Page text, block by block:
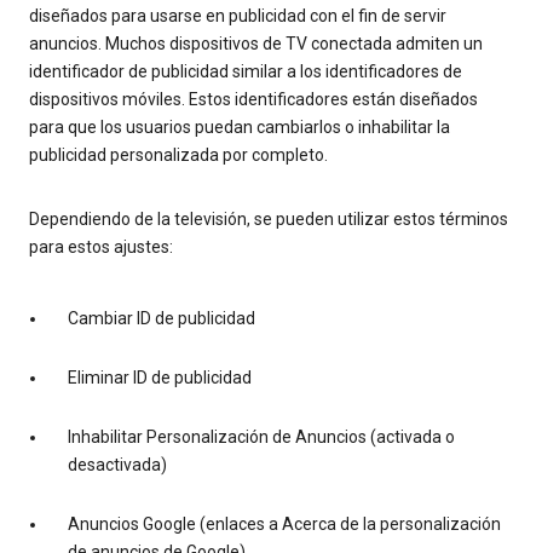
diseñados para usarse en publicidad con el fin de servir
anuncios. Muchos dispositivos de TV conectada admiten un
identificador de publicidad similar a los identificadores de
dispositivos móviles. Estos identificadores están diseñados
para que los usuarios puedan cambiarlos o inhabilitar la
publicidad personalizada por completo.
Dependiendo de la televisión, se pueden utilizar estos términos
para estos ajustes:
Cambiar ID de publicidad
Eliminar ID de publicidad
Inhabilitar Personalización de Anuncios (activada o
desactivada)
Anuncios Google (enlaces a Acerca de la personalización